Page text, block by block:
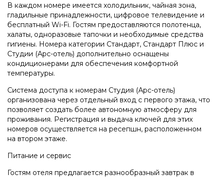
В каждом номере имеется холодильник, чайная зона,
гладильные принадлежности, цифровое телевидение и
бесплатный Wi-Fi. Гостям предоставляются полотенца,
халаты, одноразовые тапочки и необходимые средства
гигиены. Номера категории Стандарт, Стандарт Плюс и
Студии (Арс-отель) дополнительно оснащены
кондиционерами для обеспечения комфортной
температуры.
Система доступа к номерам Студия (Арс-отель)
организована через отдельный вход с первого этажа, что
позволяет создать более автономную атмосферу для
проживания. Регистрация и выдача ключей для этих
номеров осуществляется на ресепшн, расположенном
на втором этаже.
Питание и сервис
Гостям отеля предлагается разнообразный завтрак в